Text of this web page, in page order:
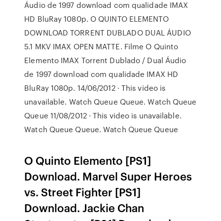
Áudio de 1997 download com qualidade IMAX
HD BluRay 1080p. O QUINTO ELEMENTO
DOWNLOAD TORRENT DUBLADO DUAL ÁUDIO
5.1 MKV IMAX OPEN MATTE. Filme O Quinto
Elemento IMAX Torrent Dublado / Dual Áudio
de 1997 download com qualidade IMAX HD
BluRay 1080p. 14/06/2012 · This video is
unavailable. Watch Queue Queue. Watch Queue
Queue 11/08/2012 · This video is unavailable.
Watch Queue Queue. Watch Queue Queue
O Quinto Elemento [PS1]
Download. Marvel Super Heroes
vs. Street Fighter [PS1]
Download. Jackie Chan